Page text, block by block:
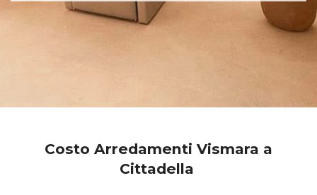
Costo Arredamenti Vismara a
Cittadella